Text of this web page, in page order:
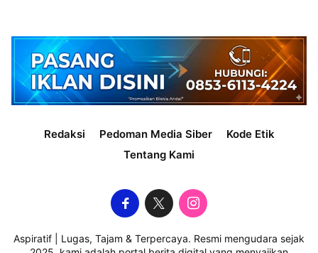
Redaksi Pedoman Media Siber
Kode Etik
Tentang Kami
Aspiratif | Lugas, Tajam & Terpercaya. Resmi mengudara sejak